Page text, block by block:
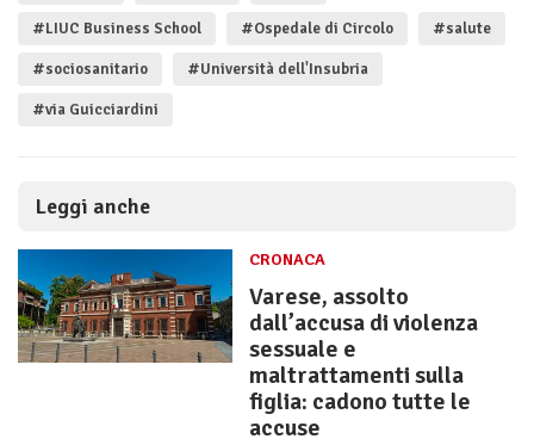
#LIUC Business School #Ospedale di Circolo #salute
#sociosanitario #Università dell'Insubria
#via Guicciardini
Leggi anche
CRONACA
Varese, assolto
dall’accusa di violenza
sessuale e
maltrattamenti sulla
figlia: cadono tutte le
accuse